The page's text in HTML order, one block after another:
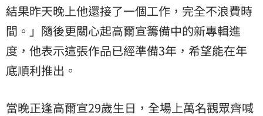
結果昨天晚上他還接了一個工作，完全不浪費時
間。」隨後更關心起高爾宣籌備中的新專輯進
度，他表示這張作品已經準備3年，希望能在年
底順利推出。
當晚正逢高爾宣29歲生日，全場上萬名觀眾齊喊